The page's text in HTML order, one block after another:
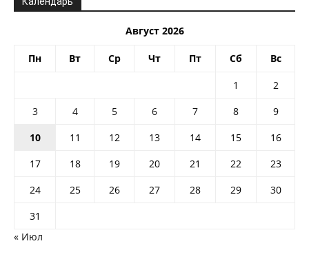
Август 2026
Пн Вт Ср Чт Пт Сб Вс
1
2
3
4 5 6 7 8
9
10
11 12 13 14 15
16
17
18 19 20 21 22
23
24
25 26 27 28 29
30
31
« Июл